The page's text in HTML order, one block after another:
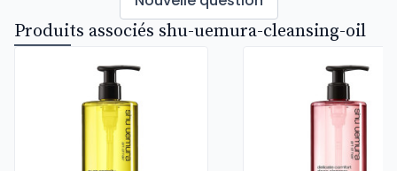
Produits associés shu-uemura-cleansing-oil